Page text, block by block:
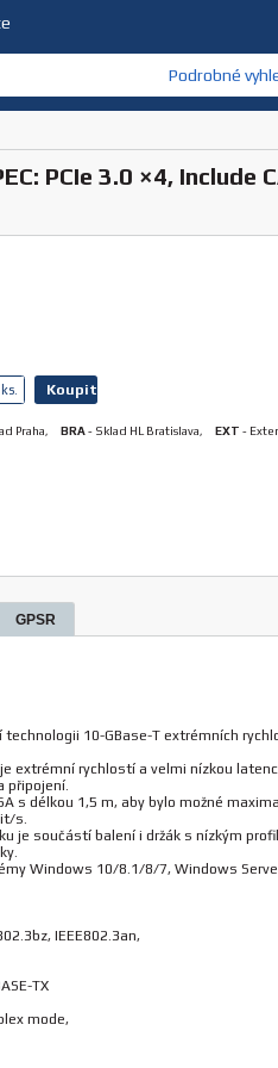
Podrobné
PCIe 3.0 ×4, Include
ks. Koupit
Praha, BRA- Sklad HL Bratislava, EXT -
GPSR
10-GBase-T extrémních
extrémní rychlostí a velmi nízkou
připojení.
s délkou 1,5 m, aby bylo možné
s.
je součástí balení i držák s nízkým
Windows 10/8.1/8/7, Windows
IEEE802.3an,
TX
mode,